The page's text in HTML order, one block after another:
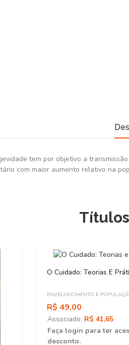
tem por objetivo a
com maior aumento relativo na
O Cuidado: Teorias E
ENVELHECIMENTO E
R$ 49,00
Associado: R$ 41,65
Faça login para ter
desconto.